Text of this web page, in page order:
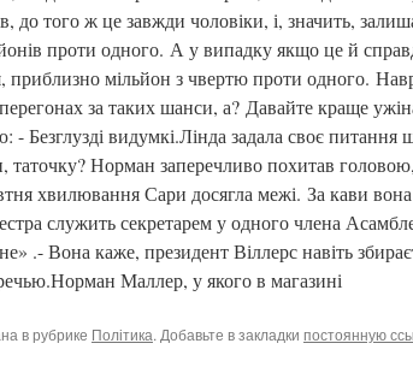
до того ж це завжди чоловіки, і, значить,
проти одного. А у випадку якщо це й
приблизно мільйон з чвертю проти одного.
за таких шанси, а? Давайте краще
- Безглузді видумкі.Лінда задала своє питання
таточку? Норман заперечливо похитав
хвилювання Сари досягла межі. За кави
служить секретарем у одного члена
.- Вона каже, президент Віллерс навіть
речью.Норман Маллер, у якого в магазині
в рубрике Політика. Добавьте в закладки постоянную